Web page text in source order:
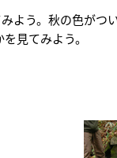
よう。秋の色がつ
見てみよう。